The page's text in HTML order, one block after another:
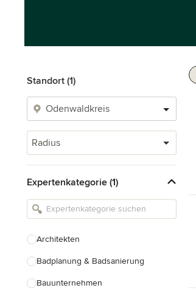
Standort (1)
Radius
Expertenkategorie (1)
Architekten
Badplanung & Badsanierung
Bauunternehmen